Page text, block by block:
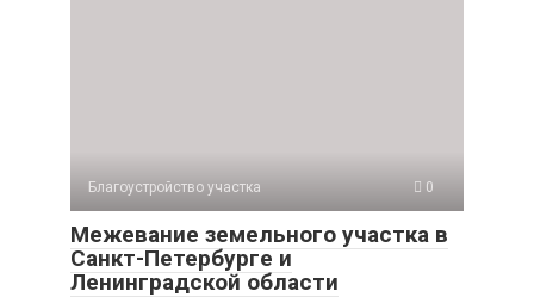
Благоустройство участка 0
Межевание земельного участка в
Санкт-Петербурге и
Ленинградской области